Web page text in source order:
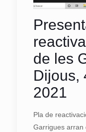
de les
Dijous,
2021
Pla de
Garrigues arran